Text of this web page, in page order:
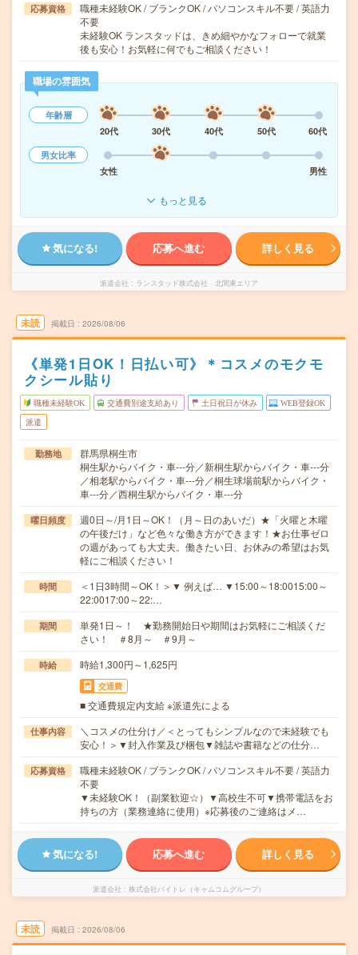
応募資格
職種未経験OK / ブランクOK / パソコンスキル不要 / 英語力
不要
未経験OK ランスタッドは、きめ細やかなフォローで就業
後も安心！お気軽に何でもご相談ください！
職場の雰囲気
年齢層
20代
30代 40代 50代
60代
男女比率
女性
男性
もっと見る
気になる! 応募へ進む 詳しく見る
派遣会社 ランスタッド株式会社 北関東エリア
未読 掲載日 2026/08/06
《単発1日OK！日払い可》＊コスメのモクモ
クシール貼り
職種未経験OK 交通費別途支給あり 土日祝日が休み WEB登録OK
派遣
勤務地
群馬県桐生市
桐生駅からバイク・車---分／新桐生駅からバイク・車---分
／相老駅からバイク・車---分／桐生球場前駅からバイク・
車---分／西桐生駅からバイク・車---分
曜日頻度
週0日～/月1日～OK！（月～日のあいだ）★「火曜と木曜
の午後だけ」など色々な働き方ができます！★お仕事ゼロ
の週があっても大丈夫。働きたい日、お休みの希望はお気
軽にご相談ください！
時間
＜1日3時間～OK！＞▼ 例えば… ▼15:00～18:0015:00～
22:0017:00～22:…
期間
単発1日～！ ★勤務開始日や期間はお気軽にご相談くだ
さい！ ＃8月～ ＃9月～
時給 時給1,300円～1,625円
交通費
■ 交通費規定内支給 ※派遣先による
仕事内容
＼コスメの仕分け／＜とってもシンプルなので未経験でも
安心！＞▼封入作業及び梱包▼雑誌や書籍などの仕分…
応募資格
職種未経験OK / ブランクOK / パソコンスキル不要 / 英語力
不要
▼未経験OK！（副業歓迎☆）▼高校生不可▼携帯電話をお
持ちの方（業務連絡に使用）※応募後のご連絡はメ…
気になる! 応募へ進む 詳しく見る
派遣会社 株式会社バイトレ（キャムコムグループ）
未読 掲載日 2026/08/06